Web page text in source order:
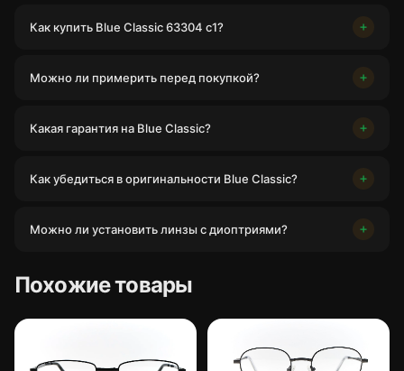
Как купить Blue Classic 63304 c1?
Можно ли примерить перед покупкой?
Какая гарантия на Blue Classic?
Как убедиться в оригинальности Blue Classic?
Можно ли установить линзы с диоптриями?
Похожие товары